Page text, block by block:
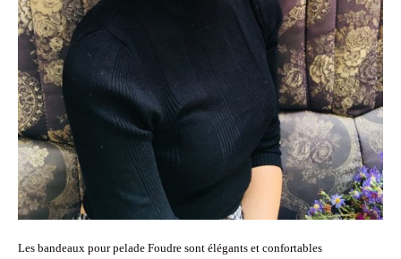
Les bandeaux pour pelade Foudre sont élégants et confortables